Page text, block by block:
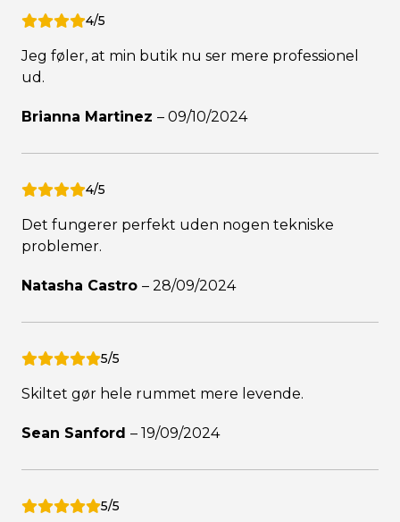
4/5
Jeg føler, at min butik nu ser mere professionel
ud.
Brianna Martinez – 09/10/2024
4/5
Det fungerer perfekt uden nogen tekniske
problemer.
Natasha Castro – 28/09/2024
5/5
Skiltet gør hele rummet mere levende.
Sean Sanford – 19/09/2024
5/5